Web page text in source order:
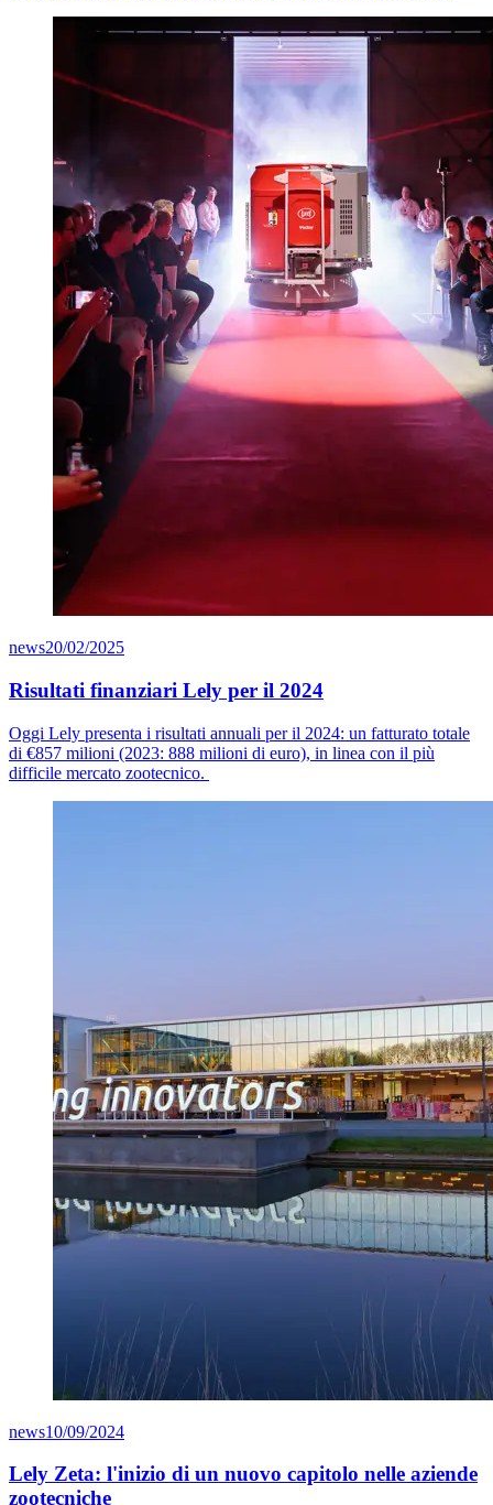
news20/02/2025
Risultati finanziari Lely per il 2024
Oggi Lely presenta i risultati annuali per il 2024: un fatturato totale
di €857 milioni (2023: 888 milioni di euro), in linea con il più
difficile mercato zootecnico.
news10/09/2024
Lely Zeta: l'inizio di un nuovo capitolo nelle aziende
zootecniche